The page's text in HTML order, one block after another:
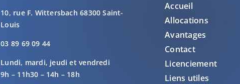
10, rue F. Wittersbach 68300 Saint-
Louis
03 89 69 09 44
Lundi, mardi, jeudi et vendredi
9h – 11h30 – 14h – 18h
Accueil
Allocations
Avantages
Contact
Licenciement
Liens utiles